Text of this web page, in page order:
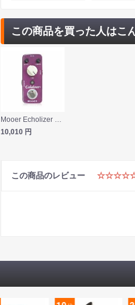
この商品を買った人はこ
Mooer Echolizer ディレイ エフェクター
10,010 円
この商品のレビュー